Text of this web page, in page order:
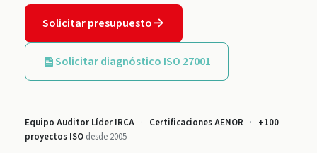
Solicitar presupuesto
Solicitar diagnóstico ISO 27001
Equipo Auditor Líder IRCA · Certificaciones AENOR ·
+100
proyectos ISO desde 2005